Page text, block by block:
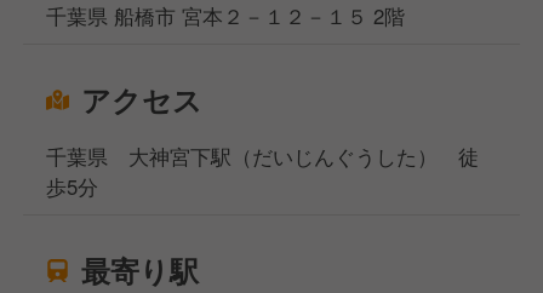
千葉県 船橋市 宮本２－１２－１５ 2階
アクセス
千葉県 大神宮下駅（だいじんぐうした） 徒
歩5分
最寄り駅